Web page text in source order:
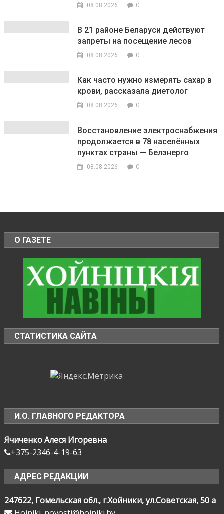
08.08.2026 0
В 21 районе Беларуси действуют
запреты на посещение лесов
08.08.2026 0
Как часто нужно измерять сахар в
крови, рассказала диетолог
08.08.2026 0
Восстановление электроснабжения
продолжается в 78 населённых
пунктах страны — Белэнерго
08.08.2026 0
О ГАЗЕТЕ
СТАТИСТИКА САЙТА
И.О. ГЛАВНОГО РЕДАКТОРА
Ячиченко Алеся Игоревна
+375-2346-4-19-63
АДРЕС РЕДАКЦИИ
247622, Гомельская обл., г.Хойники, ул.Советская, 50 а